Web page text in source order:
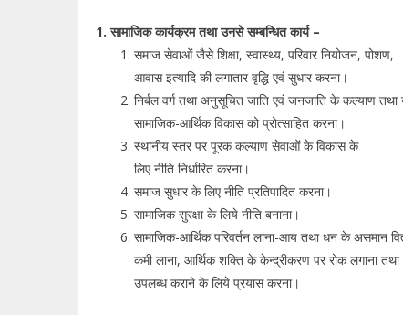
1. सामाजिक कार्यक्रम तथा उनसे सम्बन्धित कार्य –
समाज सेवाओं जैसे शिक्षा, स्वास्थ्य, परिवार नियोजन, पोशण,
आवास इत्यादि की लगातार वृद्धि एवं सुधार करना।
निर्बल वर्ग तथा अनुसूचित जाति एवं जनजाति के कल्याण
सामाजिक-आर्थिक विकास को प्रोत्साहित करना।
स्थानीय स्तर पर पूरक कल्याण सेवाओं के विकास के
लिए नीति निर्धारित करना।
समाज सुधार के लिए नीति प्रतिपादित करना।
सामाजिक सुरक्षा के लिये नीति बनाना।
सामाजिक-आर्थिक परिवर्तन लाना-आय तथा धन के असमान
कमी लाना, आर्थिक शक्ति के केन्द्रीकरण पर रोक लगाना
उपलब्ध कराने के लिये प्रयास करना।